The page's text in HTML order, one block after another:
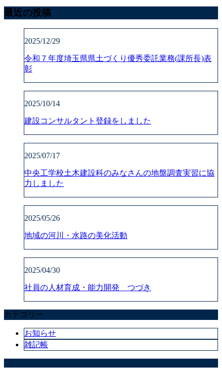
最近の投稿
2025/12/29
令和７年度埼玉県県土づくり優秀委託業務(課所長)表
彰
2025/10/14
建設コンサルタント登録をしました
2025/07/17
中央工学校土木建設科のみなさんの地盤調査実習に協
力しました
2025/05/26
地域の河川・水路の美化活動
2025/04/30
社員の人材育成・能力開発 つづき
カテゴリー
お知らせ
雑記帳